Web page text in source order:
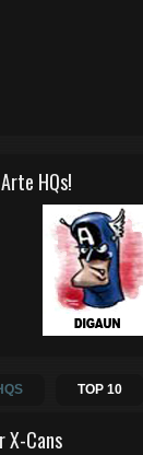
HQs!
TOP 10
X-Cans